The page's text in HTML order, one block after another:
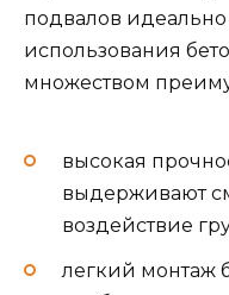
подвалов
использования
множеством
высокая
выдерживают
воздействие
легкий монтаж